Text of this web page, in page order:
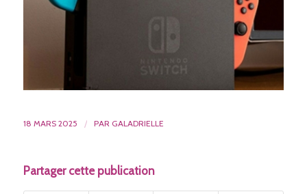
18 MARS 2025 / PAR GALADRIELLE
Partager cette publication